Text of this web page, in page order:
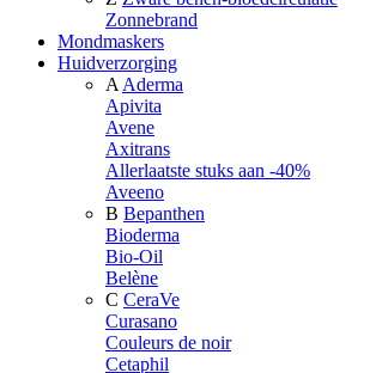
Zonnebrand
Mondmaskers
Huidverzorging
A Aderma
Apivita
Avene
Axitrans
Allerlaatste stuks aan -40%
Aveeno
B Bepanthen
Bioderma
Bio-Oil
Belène
C CeraVe
Curasano
Couleurs de noir
Cetaphil